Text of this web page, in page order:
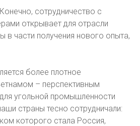
сотрудничество с
открывает для отрасли
в части получения нового опыта,
более плотное
– перспективным
угольной промышленности
страны тесно сотрудничали:
которого стала Россия,